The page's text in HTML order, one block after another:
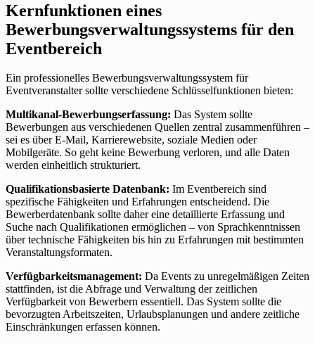
Kernfunktionen eines
Bewerbungsverwaltungssystems für den
Eventbereich
Ein professionelles Bewerbungsverwaltungssystem für
Eventveranstalter sollte verschiedene Schlüsselfunktionen bieten:
Multikanal-Bewerbungserfassung: Das System sollte
Bewerbungen aus verschiedenen Quellen zentral zusammenführen –
sei es über E-Mail, Karrierewebsite, soziale Medien oder
Mobilgeräte. So geht keine Bewerbung verloren, und alle Daten
werden einheitlich strukturiert.
Qualifikationsbasierte Datenbank: Im Eventbereich sind
spezifische Fähigkeiten und Erfahrungen entscheidend. Die
Bewerberdatenbank sollte daher eine detaillierte Erfassung und
Suche nach Qualifikationen ermöglichen – von Sprachkenntnissen
über technische Fähigkeiten bis hin zu Erfahrungen mit bestimmten
Veranstaltungsformaten.
Verfügbarkeitsmanagement: Da Events zu unregelmäßigen Zeiten
stattfinden, ist die Abfrage und Verwaltung der zeitlichen
Verfügbarkeit von Bewerbern essentiell. Das System sollte die
bevorzugten Arbeitszeiten, Urlaubsplanungen und andere zeitliche
Einschränkungen erfassen können.